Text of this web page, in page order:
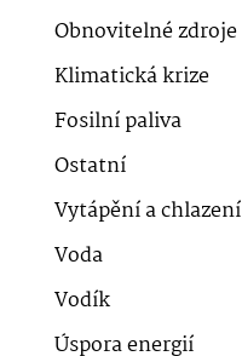
Obnovitelné zdroje
Klimatická krize
Fosilní paliva
Ostatní
Vytápění a chlazení
Voda
Vodík
Úspora energií